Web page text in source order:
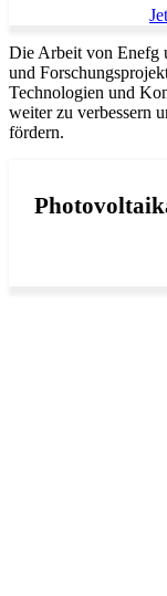
Die Arbeit von Enefg
und
Technologien und
weiter zu verbessern
fördern.